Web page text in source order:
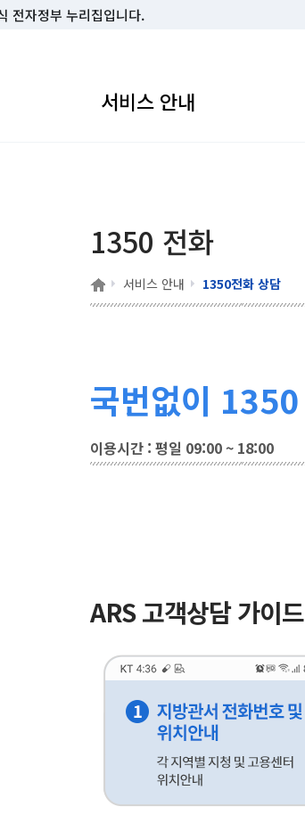
전자정부 누리집입니다.
상담센터
서비스 안내
1350 전화
홈 서비스 안내 1350전화 상담
국번없이 1350
이용시간 : 평일 09:00 ~ 18:00
ARS 고객상담 가이드